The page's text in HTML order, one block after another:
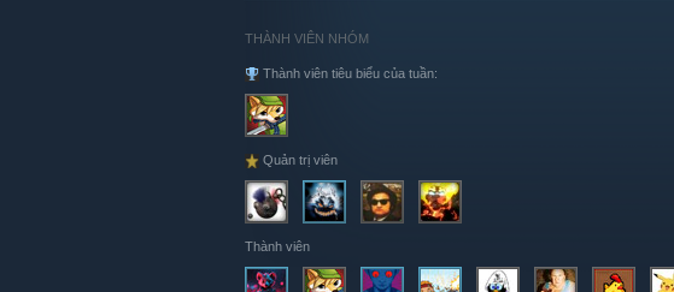
THÀNH VIÊN NHÓM
Thành viên tiêu biểu của tuần:
Quản trị viên
Thành viên